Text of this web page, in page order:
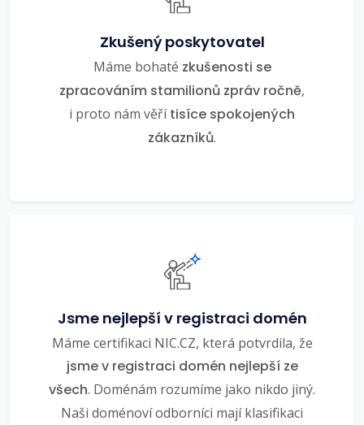
Zkušený poskytovatel
Máme bohaté zkušenosti se
zpracováním stamilionů zpráv ročně,
i proto nám věřítisíce spokojených
zákazníků.
Jsme nejlepší v registraci domén
Máme certifikaci NIC.CZ, která potvrdila, že
jsme v registraci domén nejlepší ze
všech. Doménám rozumíme jako nikdo jiný.
Naši doménoví odborníci mají klasifikaci